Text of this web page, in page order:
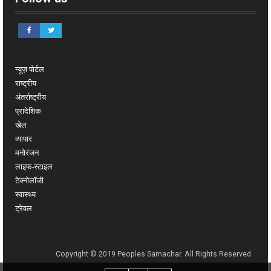
न्यूज़ पोर्टल
राष्ट्रीय
अंतर्राष्ट्रीय
प्रादेशिक
खेल
व्यापार
मनोरंजन
लाइफ-स्टाइल
टेक्नोलॉजी
स्वास्थ्य
ट्रेवल
Copyright © 2019 Peoples Samachar. All Rights Reserved.